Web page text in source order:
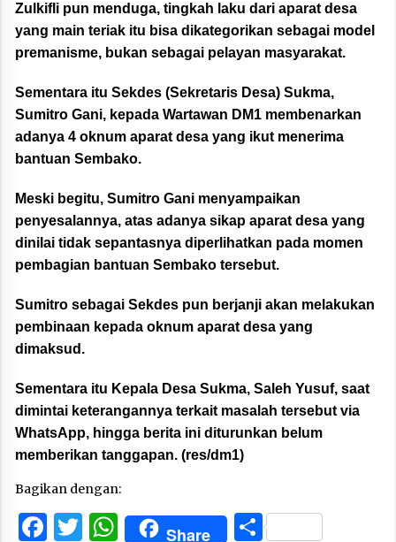
Zulkifli pun menduga, tingkah laku dari aparat desa
yang main teriak itu bisa dikategorikan sebagai model
premanisme, bukan sebagai pelayan masyarakat.
Sementara itu Sekdes (Sekretaris Desa) Sukma,
Sumitro Gani, kepada Wartawan DM1 membenarkan
adanya 4 oknum aparat desa yang ikut menerima
bantuan Sembako.
Meski begitu, Sumitro Gani menyampaikan
penyesalannya, atas adanya sikap aparat desa yang
dinilai tidak sepantasnya diperlihatkan pada momen
pembagian bantuan Sembako tersebut.
Sumitro sebagai Sekdes pun berjanji akan melakukan
pembinaan kepada oknum aparat desa yang
dimaksud.
Sementara itu Kepala Desa Sukma, Saleh Yusuf, saat
dimintai keterangannya terkait masalah tersebut via
WhatsApp, hingga berita ini diturunkan belum
memberikan tanggapan. (res/dm1)
Bagikan dengan:
Facebook
Twitter
WhatsApp
Share Share